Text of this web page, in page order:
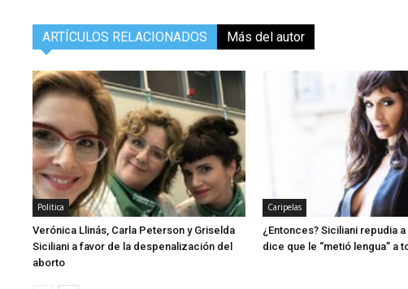
ARTÍCULOS RELACIONADOS Más del autor
Politica
Verónica Llinás, Carla Peterson y Griselda
Siciliani a favor de la despenalización del
aborto
Caripelas
¿Entonces? Siciliani repudia
dice que le “metió lengua” a